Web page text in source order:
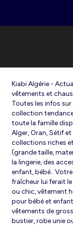
Kiabi Algérie -
vêtements et
Toutes les infos
collection
toute la famille
Alger, Oran, Sétif
collections riches
(grande taille,
la lingerie, des
enfant, bébé..
fraîcheur lui ferait
ou chic, vêtement
pour bébé et
vêtements de
bustier, robe unie